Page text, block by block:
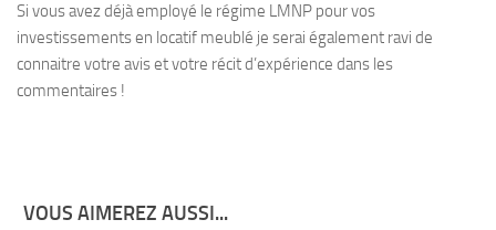
Si vous avez déjà employé le régime LMNP pour vos
investissements en locatif meublé je serai également ravi de
connaitre votre avis et votre récit d’expérience dans les
commentaires !
VOUS AIMEREZ AUSSI...